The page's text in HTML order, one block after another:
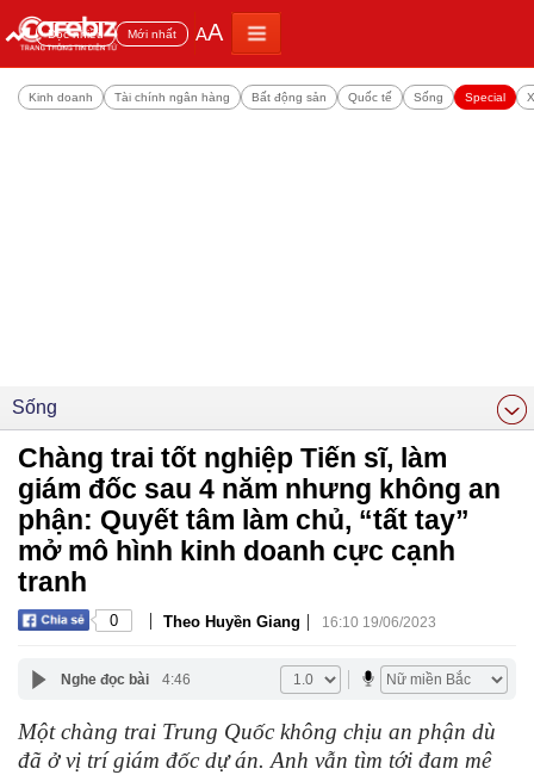
Đọc nhiều Mới nhất AA
Kinh doanh Tài chính ngân hàng Bất động sản Quốc tế Sống Special
Sống
Chàng trai tốt nghiệp Tiến sĩ, làm
giám đốc sau 4 năm nhưng không an
phận: Quyết tâm làm chủ, “tất tay”
mở mô hình kinh doanh cực cạnh
tranh
0 | Theo Huyền Giang | 16:10 19/06/2023
Nghe đọc bài 4:46
Một chàng trai Trung Quốc không chịu an phận dù
đã ở vị trí giám đốc dự án. Anh vẫn tìm tới đam mê